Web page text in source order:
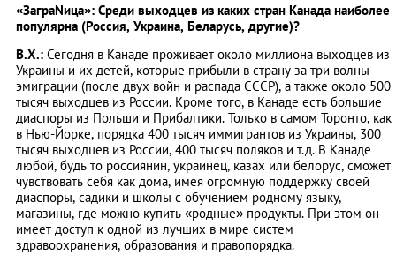
«ЗаграNица»: Среди выходцев из каких стран Канада наиболее
популярна (Россия, Украина, Беларусь, другие)?
В.Х.: Сегодня в Канаде проживает около миллиона выходцев из
Украины и их детей, которые прибыли в страну за три волны
эмиграции (после двух войн и распада СССР), а также около 500
тысяч выходцев из России. Кроме того, в Канаде есть большие
диаспоры из Польши и Прибалтики. Только в самом Торонто, как
в Нью-Йорке, порядка 400 тысяч иммигрантов из Украины, 300
тысяч выходцев из России, 400 тысяч поляков и т.д. В Канаде
любой, будь то россиянин, украинец, казах или белорус, сможет
чувствовать себя как дома, имея огромную поддержку своей
диаспоры, садики и школы с обучением родному языку,
магазины, где можно купить «родные» продукты. При этом он
имеет доступ к одной из лучших в мире систем
здравоохранения, образования и правопорядка.